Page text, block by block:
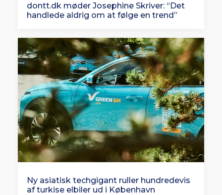
dontt.dk møder Josephine Skriver: “Det
handlede aldrig om at følge en trend”
Ny asiatisk techgigant ruller hundredevis
af turkise elbiler ud i København